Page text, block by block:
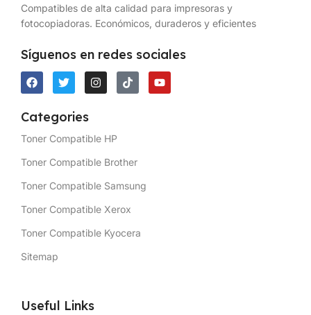
Compatibles de alta calidad para impresoras y
fotocopiadoras. Económicos, duraderos y eficientes
Síguenos en redes sociales
Categories
Toner Compatible HP
Toner Compatible Brother
Toner Compatible Samsung
Toner Compatible Xerox
Toner Compatible Kyocera
Sitemap
Useful Links